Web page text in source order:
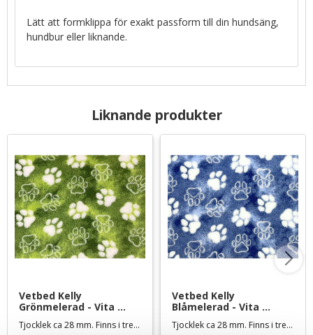
Lätt att formklippa för exakt passform till din hundsäng,
hundbur eller liknande.
Liknande produkter
Vetbed Kelly
Grönmelerad - Vita
tassar
Tjocklek ca 28 mm. Finns i tre storlekar
Vetbed Kelly
Blåmelerad - Vita
tassar
Tjocklek ca 28 mm. Finns i tre storlekar